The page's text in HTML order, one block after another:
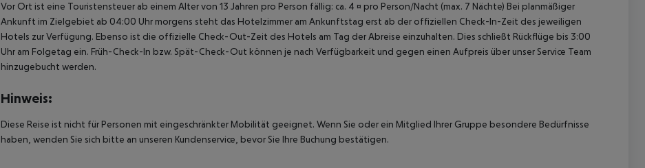
Vor Ort ist eine Touristensteuer ab einem Alter von 13 Jahren pro Person fällig: ca. 4 ¤ pro Person/Nacht (max. 7 Nächte) Bei planmäßiger
Ankunft im Zielgebiet ab 04:00 Uhr morgens steht das Hotelzimmer am Ankunftstag erst ab der offiziellen Check-In-Zeit des jeweiligen
Hotels zur Verfügung. Ebenso ist die offizielle Check-Out-Zeit des Hotels am Tag der Abreise einzuhalten. Dies schließt Rückflüge bis 3:00
Uhr am Folgetag ein. Früh-Check-In bzw. Spät-Check-Out können je nach Verfügbarkeit und gegen einen Aufpreis über unser Service Team
hinzugebucht werden.
Hinweis:
Diese Reise ist nicht für Personen mit eingeschränkter Mobilität geeignet. Wenn Sie oder ein Mitglied Ihrer Gruppe besondere Bedürfnisse
haben, wenden Sie sich bitte an unseren Kundenservice, bevor Sie Ihre Buchung bestätigen.